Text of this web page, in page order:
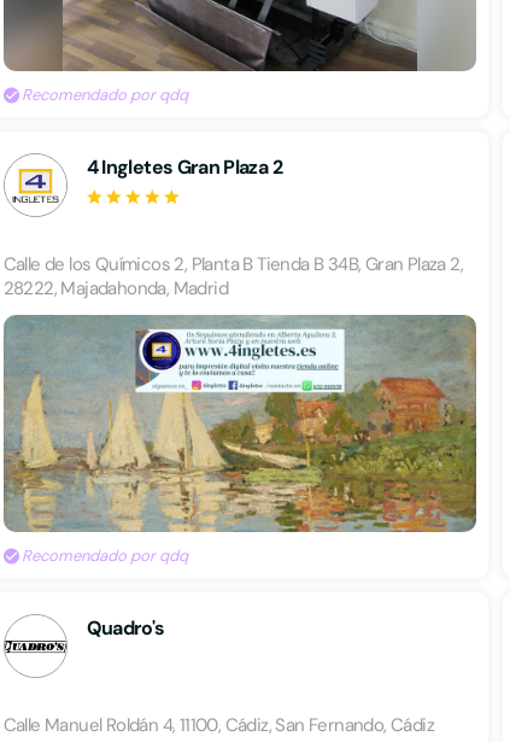
Recomendado por qdq
4 Ingletes Gran Plaza 2
Calle de los Químicos 2, Planta B Tienda B 34B, Gran Plaza 2,
28222, Majadahonda, Madrid
Recomendado por qdq
Quadro's
Calle Manuel Roldán 4, 11100, Cádiz, San Fernando, Cádiz